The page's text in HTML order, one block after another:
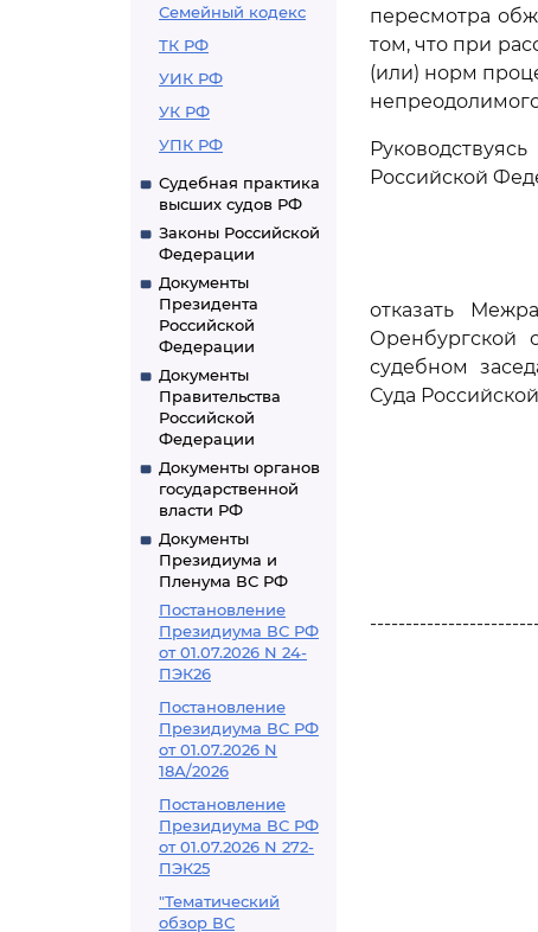
Семейный кодекс
ТК РФ
УИК РФ
УК РФ
УПК РФ
Судебная практика
высших судов РФ
Законы Российской
Федерации
Документы
Президента
Российской
Федерации
Документы
Правительства
Российской
Федерации
Документы органов
государственной
власти РФ
Документы
Президиума и
Пленума ВС РФ
Постановление
Президиума ВС РФ
от 01.07.2026 N 24-
ПЭК26
Постановление
Президиума ВС РФ
от 01.07.2026 N
18А/2026
Постановление
Президиума ВС РФ
от 01.07.2026 N 272-
ПЭК25
"Тематический
обзор ВС
пересмотра
том, что при
(или) норм
Руководствуясь
Российской
отказать
Оренбургской
судебном
Суда